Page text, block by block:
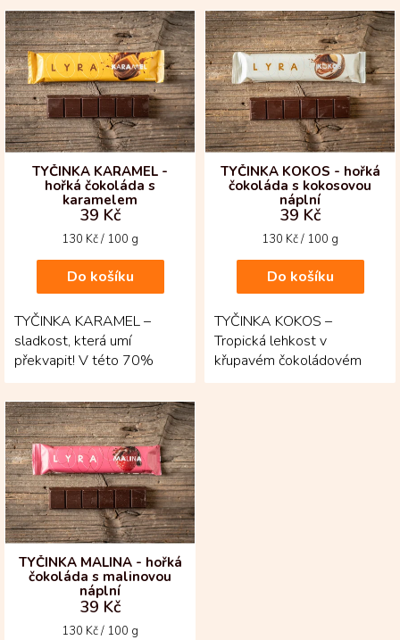
V
ý
p
i
s
p
r
o
TYČINKA KARAMEL -
hořká čokoláda s
karamelem
39 Kč
Měrná
130 Kč / 100 g
Do košíku
TYČINKA KARAMEL –
sladkost, která umí
překvapit! V této 70%
hořké čokoládě z Kolumbie
se ukrývá jemný karamel,
který...
TYČINKA KOKOS - hořká
čokoláda s kokosovou
náplní
39 Kč
Měrná
130 Kč / 100 g
Do košíku
TYČINKA KOKOS –
Tropická lehkost v
křupavém čokoládovém
tónu! Výrazná 70% hořká
TYČINKA MALINA - hořká
čokoláda s malinovou
náplní
39 Kč
Měrná
130 Kč / 100 g